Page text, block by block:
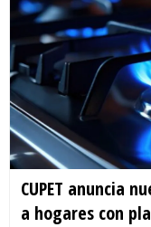
CUPET anuncia
a hogares con